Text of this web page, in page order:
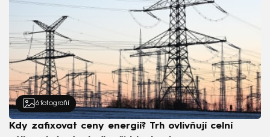
6 fotografií
Kdy zafixovat ceny energií? Trh ovlivňují celní